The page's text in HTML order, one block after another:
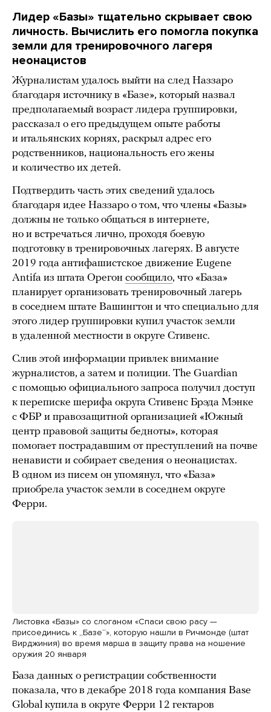
Лидер «Базы» тщательно скрывает свою
личность. Вычислить его помогла покупка
земли для тренировочного лагеря
неонацистов
Журналистам удалось выйти на след Наззаро
благодаря источнику в «Базе», который назвал
предполагаемый возраст лидера группировки,
рассказал о его предыдущем опыте работы
и итальянских корнях, раскрыл адрес его
родственников, национальность его жены
и количество их детей.
Подтвердить часть этих сведений удалось
благодаря идее Наззаро о том, что члены «Базы»
должны не только общаться в интернете,
но и встречаться лично, проходя боевую
подготовку в тренировочных лагерях. В августе
2019 года антифашистское движение Eugene
Antifa из штата Орегон сообщило, что «База»
планирует организовать тренировочный лагерь
в соседнем штате Вашингтон и что специально для
этого лидер группировки купил участок земли
в удаленной местности в округе Стивенс.
Слив этой информации привлек внимание
журналистов, а затем и полиции. The Guardian
с помощью официального запроса получил доступ
к переписке шерифа округа Стивенс Брэда Мэнке
с ФБР и правозащитной организацией «Южный
центр правовой защиты бедноты», которая
помогает пострадавшим от преступлений на почве
ненависти и собирает сведения о неонацистах.
В одном из писем он упомянул, что «База»
приобрела участок земли в соседнем округе
Ферри.
Листовка «Базы» со слоганом «Спаси свою расу —
присоединись к „Базе“», которую нашли в Ричмонде (штат
Вирджиния) во время марша в защиту права на ношение
оружия 20 января
База данных о регистрации собственности
показала, что в декабре 2018 года компания Base
Global купила в округе Ферри 12 гектаров